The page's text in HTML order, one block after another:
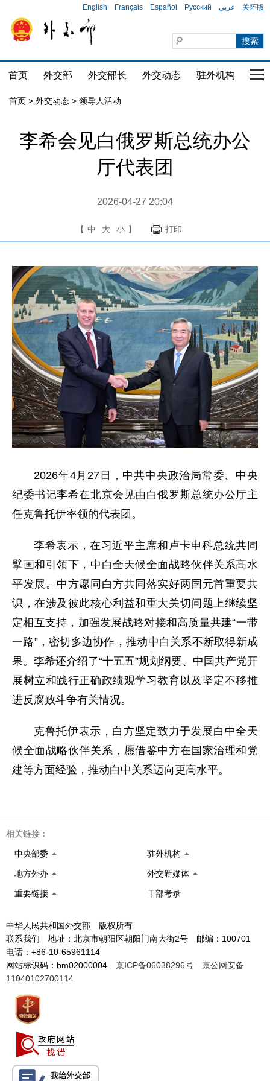
English Français Español Русский عربي 关怀版
首页 外交部 外交部长 外交动态 驻外机构 国
首页 > 外交动态 > 领导人活动
李希会见白俄罗斯总统办公
厅代表团
2026-04-27 20:04
【 中 大 小 】 打印
2026年4月27日，中共中央政治局常委、中央
纪委书记李希在北京会见由白俄罗斯总统办公厅主
任克鲁托伊率领的代表团。
李希表示，在习近平主席和卢卡申科总统共同
擘画和引领下，中白全天候全面战略伙伴关系高水
平发展。中方愿同白方共同落实好两国元首重要共
识，在涉及彼此核心利益和重大关切问题上继续坚
定相互支持，加强发展战略对接和高质量共建“一带
一路”，密切多边协作，推动中白关系不断取得新成
果。李希还介绍了“十五五”规划纲要、中国共产党开
展树立和践行正确政绩观学习教育以及坚定不移推
进反腐败斗争有关情况。
克鲁托伊表示，白方坚定致力于发展白中全天
候全面战略伙伴关系，愿借鉴中方在国家治理和党
建等方面经验，推动白中关系迈向更高水平。
相关链接：
中央部委 驻外机构
地方外办 外交新媒体
重要链接 干部考录
中华人民共和国外交部 版权所有
联系我们 地址：北京市朝阳区朝阳门南大街2号 邮编：100701
电话：+86-10-65961114
网站标识码：bm02000004 京ICP备06038296号
京公网安备
11040102700114